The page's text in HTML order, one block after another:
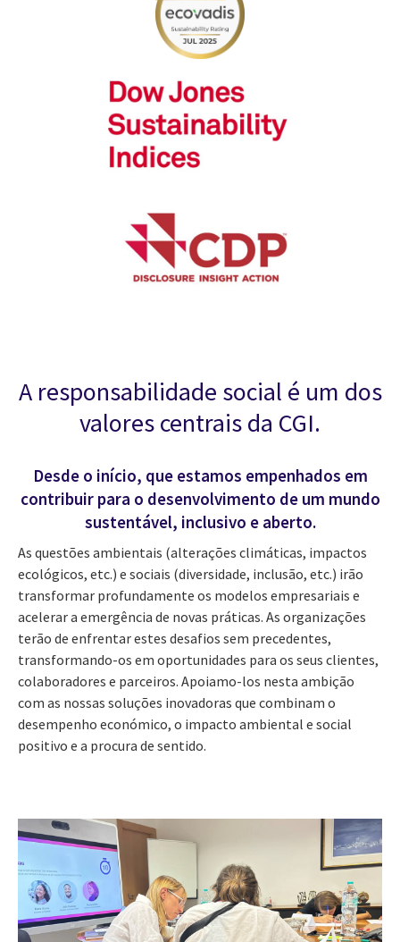
A responsabilidade social é um dos
valores centrais da CGI.
Desde o início, que estamos empenhados em
contribuir para o desenvolvimento de um mundo
sustentável, inclusivo e aberto.
As questões ambientais (alterações climáticas, impactos
ecológicos, etc.) e sociais (diversidade, inclusão, etc.) irão
transformar profundamente os modelos empresariais e
acelerar a emergência de novas práticas. As organizações
terão de enfrentar estes desafios sem precedentes,
transformando-os em oportunidades para os seus clientes,
colaboradores e parceiros. Apoiamo-los nesta ambição
com as nossas soluções inovadoras que combinam o
desempenho económico, o impacto ambiental e social
positivo e a procura de sentido.